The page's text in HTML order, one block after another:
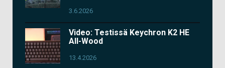
3.6.2026
Video: Testissä Keychron K2 HE
All-Wood
13.4.2026